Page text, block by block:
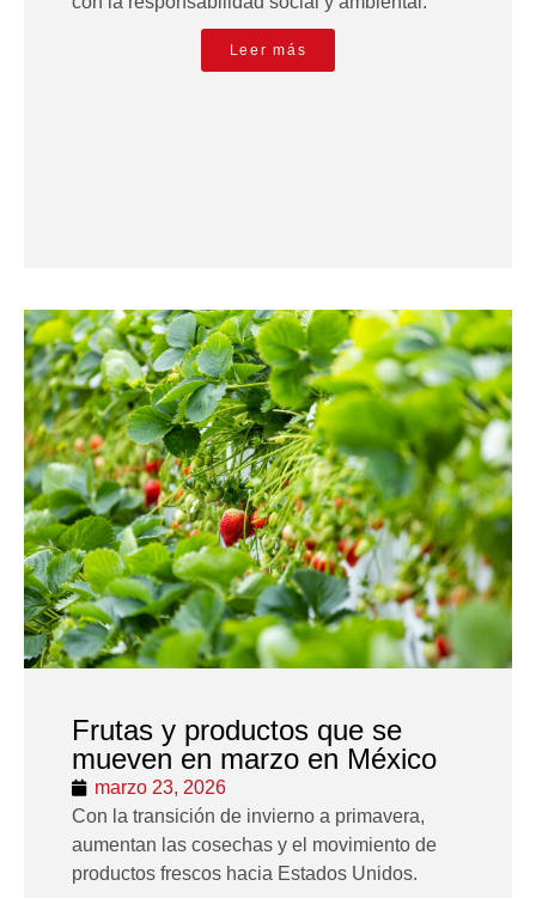
Leer más
Frutas y productos que se
mueven en marzo en México
marzo 23, 2026
Con la transición de invierno a primavera,
aumentan las cosechas y el movimiento de
productos frescos hacia Estados Unidos.